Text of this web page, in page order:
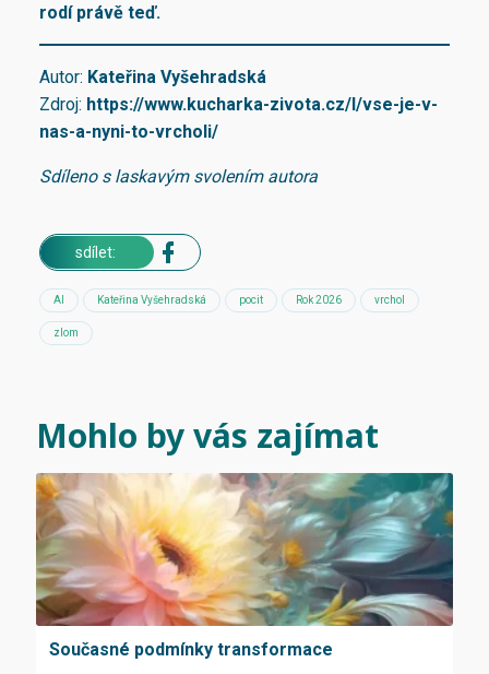
rodí právě teď.
Autor: Kateřina Vyšehradská
Zdroj: https://www.kucharka-zivota.cz/l/vse-je-v-
nas-a-nyni-to-vrcholi/
Sdíleno s laskavým svolením autora
sdílet:
AI Kateřina Vyšehradská pocit Rok 2026 vrchol
zlom
Mohlo by vás zajímat
Současné podmínky transformace